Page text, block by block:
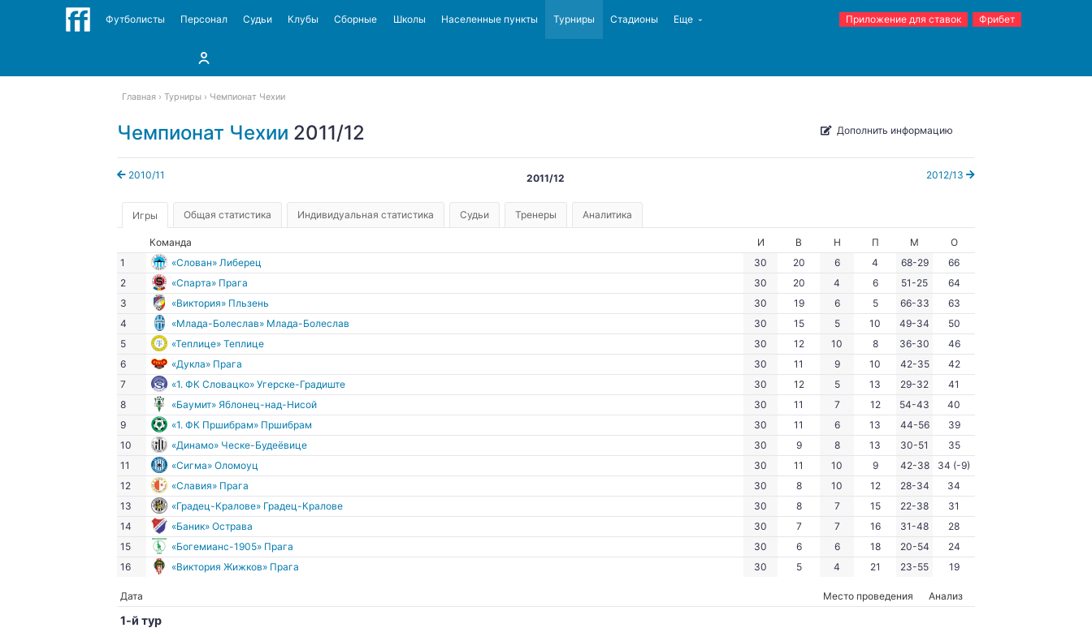
Футболисты Персонал Судьи Клубы Сборные Школы Населенные пункты Турниры Стадионы Еще Приложение для ставок Фрибет
Главная Турниры Чемпионат Чехии
Чемпионат Чехии 2011/12 Дополнить информацию
2010/11 2012/13
2011/12
Игры Общая статистика Индивидуальная статистика Судьи Тренеры Аналитика
Команда И В Н П М
О
1
«Слован» Либерец 30 20 6 4 68-29
66
2
«Спарта» Прага 30 20 4 6 51-25
64
3
«Виктория» Пльзень 30 19 6 5 66-33
63
4
«Млада-Болеслав» Млада-Болеслав 30 15 5 10 49-34
50
5
«Теплице» Теплице 30 12 10 8 36-30
46
6
«Дукла» Прага 30 11 9 10 42-35
42
7
«1. ФК Словацко» Угерске-Градиште 30 12 5 13 29-32
41
8
«Баумит» Яблонец-над-Нисой 30 11 7 12 54-43
40
9
«1. ФК Пршибрам» Пршибрам 30 11 6 13 44-56
39
10
«Динамо» Ческе-Будеёвице 30 9 8 13 30-51
35
11
«Сигма» Оломоуц 30 11 10 9 42-38
34 (-9)
12
«Славия» Прага 30 8 10 12 28-34
34
13
«Градец-Кралове» Градец-Кралове 30 8 7 15 22-38
31
14
«Баник» Острава 30 7 7 16 31-48
28
15
«Богемианс-1905» Прага 30 6 6 18 20-54
24
16
«Виктория Жижков» Прага 30 5 4 21 23-55 19
Дата Место проведения Анализ
1-й тур